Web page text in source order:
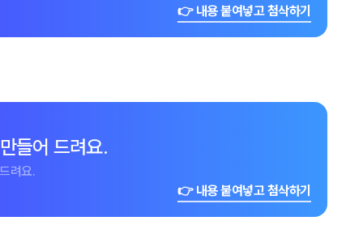
👉 내용 붙여넣고 첨삭하기
들어 드려요.
려요.
👉 내용 붙여넣고 첨삭하기